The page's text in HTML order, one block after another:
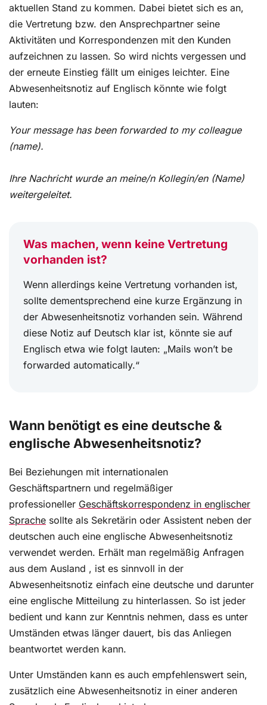
aktuellen Stand zu kommen. Dabei bietet sich es an,
die Vertretung bzw. den Ansprechpartner seine
Aktivitäten und Korrespondenzen mit den Kunden
aufzeichnen zu lassen. So wird nichts vergessen und
der erneute Einstieg fällt um einiges leichter. Eine
Abwesenheitsnotiz auf Englisch könnte wie folgt
lauten:
Your message has been forwarded to my colleague
(name).
Ihre Nachricht wurde an meine/n Kollegin/en (Name)
weitergeleitet.
Was machen, wenn keine Vertretung
vorhanden ist?
Wenn allerdings keine Vertretung vorhanden ist,
sollte dementsprechend eine kurze Ergänzung in
der Abwesenheitsnotiz vorhanden sein. Während
diese Notiz auf Deutsch klar ist, könnte sie auf
Englisch etwa wie folgt lauten: „Mails won’t be
forwarded automatically.“
Wann benötigt es eine deutsche &
englische Abwesenheitsnotiz?
Bei Beziehungen mit internationalen
Geschäftspartnern und regelmäßiger
professioneller Geschäftskorrespondenz in englischer
Sprache sollte als Sekretärin oder Assistent neben der
deutschen auch eine englische Abwesenheitsnotiz
verwendet werden. Erhält man regelmäßig Anfragen
aus dem Ausland , ist es sinnvoll in der
Abwesenheitsnotiz einfach eine deutsche und darunter
eine englische Mitteilung zu hinterlassen. So ist jeder
bedient und kann zur Kenntnis nehmen, dass es unter
Umständen etwas länger dauert, bis das Anliegen
beantwortet werden kann.
Unter Umständen kann es auch empfehlenswert sein,
zusätzlich eine Abwesenheitsnotiz in einer anderen